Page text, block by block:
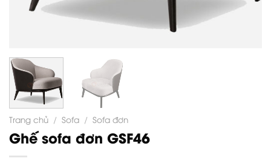
Trang chủ / Sofa / Sofa đơn
Ghế sofa đơn GSF46